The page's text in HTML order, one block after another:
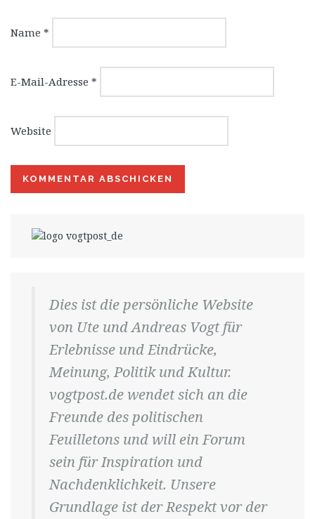
Name *
E-Mail-Adresse *
Website
Dies ist die persönliche Website
von Ute und Andreas Vogt für
Erlebnisse und Eindrücke,
Meinung, Politik und Kultur.
vogtpost.de wendet sich an die
Freunde des politischen
Feuilletons und will ein Forum
sein für Inspiration und
Nachdenklichkeit. Unsere
Grundlage ist der Respekt vor der